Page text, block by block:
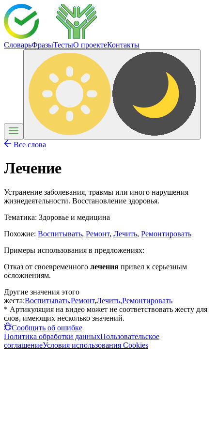
СловарьФразыТестыО проектеКонтакты
Все слова
Лечение
Устранение заболевания, травмы или иного нарушения
жизнедеятельности. Восстановление здоровья.
Тематика: Здоровье и медицина
Похожие: Воспитывать, Ремонт, Лечить, Ремонтировать
Примеры использования в предложениях:
Отказ от своевременного лечения привел к серьезным
осложнениям.
Другие значения этого
жеста:Воспитывать,Ремонт,Лечить,Ремонтировать
* Артикуляция на видео может не соответствовать жесту для
слов, имеющих несколько значений.
Сообщить об ошибке
Политика обработки данныхПользовательское
соглашениеУсловия использования Cookies